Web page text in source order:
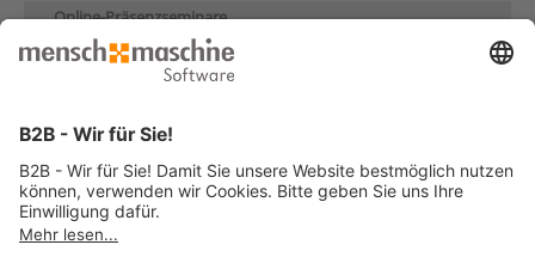
Online-Präsenzseminare
Individualseminare
Seminare für Studium/Ausbildung
e-Learnings